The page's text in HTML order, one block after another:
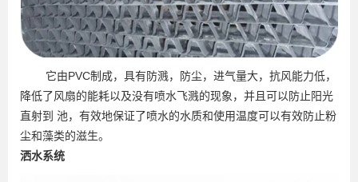
它由PVC制成，具有防溅，防尘，进气量大，抗风能力低，
降低了风扇的能耗以及没有喷水飞溅的现象，并且可以防止阳光
直射到 池，有效地保证了喷水的水质和使用温度可以有效防止粉
尘和藻类的滋生。
洒水系统